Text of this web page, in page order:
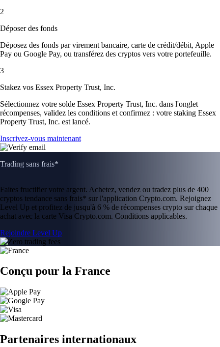
2
Déposer des fonds
Déposez des fonds par virement bancaire, carte de crédit/débit, Apple
Pay ou Google Pay, ou transférez des cryptos vers votre portefeuille.
3
Stakez vos Essex Property Trust, Inc.
Sélectionnez votre solde Essex Property Trust, Inc. dans l'onglet
récompenses, validez les conditions et confirmez : votre staking Essex
Property Trust, Inc. est lancé.
Inscrivez-vous maintenant
Trading sans frais*
Faites fructifier votre argent. Achetez, vendez ou tradez plus de 400
cryptos tendance sans frais* sur l'application Crypto.com. Rejoignez
Level Up et profitez de jusqu'à 6 % de récompenses crypto sur chaque
achat avec la carte Visa Crypto.com. Conditions applicables.
Rejoindre Level Up
Conçu pour la France
Partenaires internationaux